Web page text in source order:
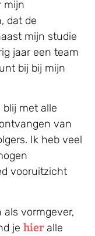
mijn
dat de
mijn studie
jaar een team
bij bij mijn
met alle
van
Ik heb veel
vooruitzicht
als vormgever,
je hier alle